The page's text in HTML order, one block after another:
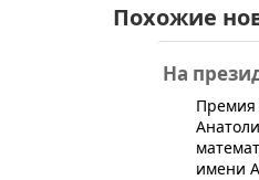
Похожие
На
Премия
имени